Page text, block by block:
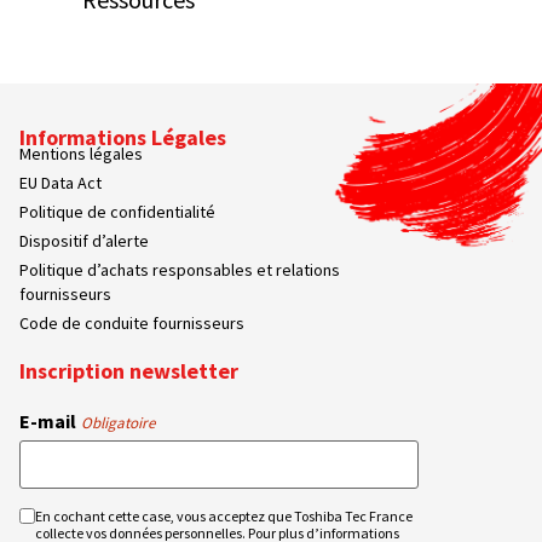
Informations Légales
Mentions légales
EU Data Act
Politique de confidentialité
Dispositif d’alerte
Politique d’achats responsables et relations
fournisseurs
Code de conduite fournisseurs
Inscription newsletter
E-mail Obligatoire
RGPD
En cochant cette case, vous acceptez que Toshiba Tec France
collecte vos données personnelles. Pour plus d’informations